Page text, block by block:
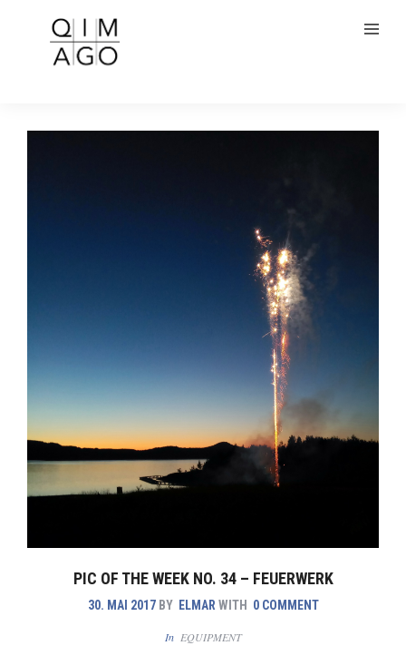
PIC OF THE WEEK NO. 34 – FEUERWERK
30. MAI 2017 BY ELMAR WITH 0 COMMENT
In EQUIPMENT